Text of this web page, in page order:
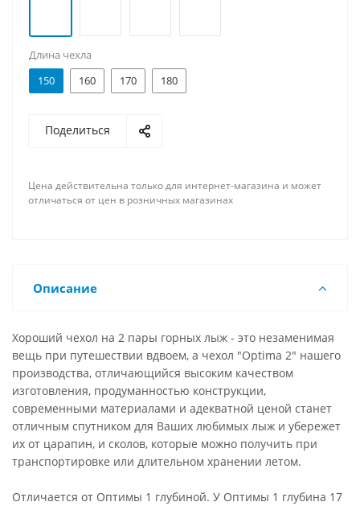
Длина чехла
150
160 170 180
Поделиться
Цена действительна только для интернет-магазина и может
отличаться от цен в розничных магазинах
Описание
Хороший чехол на 2 пары горных лыж - это незаменимая
вещь при путешествии вдвоем, а чехол "Optima 2" нашего
производства, отличающийся высоким качеством
изготовления, продуманностью конструкции,
современными материалами и адекватной ценой станет
отличным спутником для Ваших любимых лыж и убережет
их от царапин, и сколов, которые можно получить при
транспортировке или длительном хранении летом.
Отличается от Оптимы 1 глубиной. У Оптимы 1 глубина 17